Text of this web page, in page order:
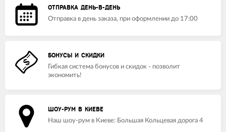
ОТПРАВКА ДЕНЬ-В-ДЕНЬ
Отправка в день заказа, при оформлении до 17:00
БОНУСЫ И СКИДКИ
Гибкая система бонусов и скидок - позволит
экономить!
ШОУ-РУМ В КИЕВЕ
Наш шоу-рум в Киеве: Большая Кольцевая дорога 4